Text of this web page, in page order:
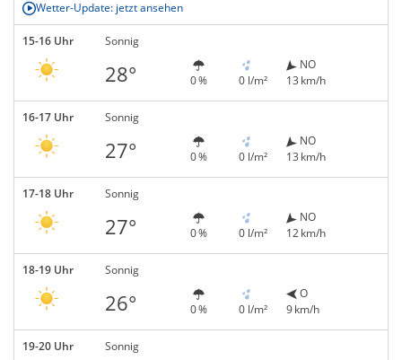
Wetter-Update: jetzt ansehen
15-16 Uhr Sonnig
28° 0 % 0 l/m²
NO
13 km/h
16-17 Uhr Sonnig
27° 0 % 0 l/m²
NO
13 km/h
17-18 Uhr Sonnig
27° 0 % 0 l/m²
NO
12 km/h
18-19 Uhr Sonnig
26° 0 % 0 l/m²
O
9 km/h
19-20 Uhr Sonnig